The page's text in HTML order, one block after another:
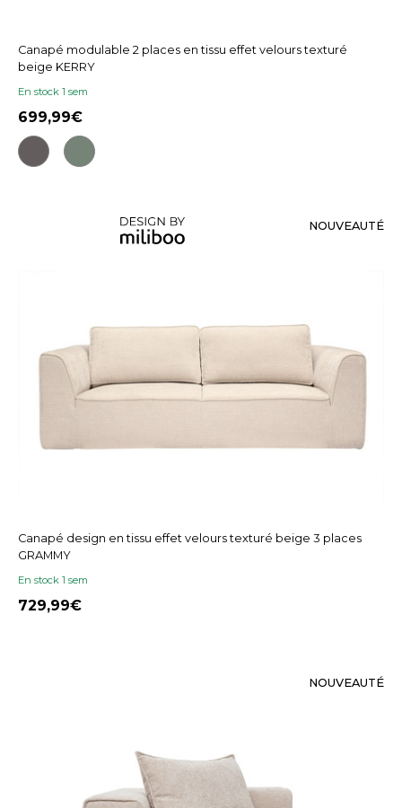
Canapé modulable 2 places en tissu effet velours texturé
beige KERRY
En stock 1 sem
699,99
NOUVEAUTÉ
Canapé design en tissu effet velours texturé beige 3 places
GRAMMY
En stock 1 sem
729,99
NOUVEAUTÉ